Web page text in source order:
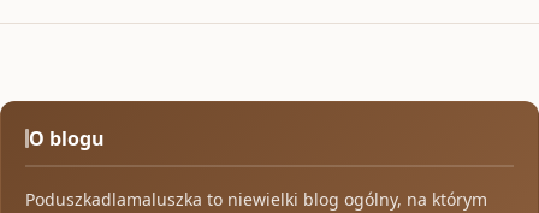
O blogu
Poduszkadlamaluszka to niewielki blog ogólny, na którym